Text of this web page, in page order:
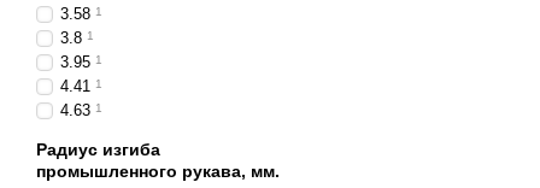
3.58 1
3.8 1
3.95 1
4.41 1
4.63 1
Радиус изгиба
промышленного рукава, мм.